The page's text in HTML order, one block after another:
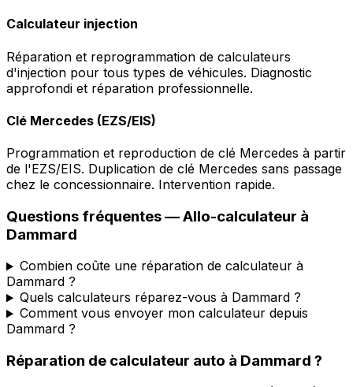
Calculateur injection
Réparation et reprogrammation de calculateurs
d'injection pour tous types de véhicules. Diagnostic
approfondi et réparation professionnelle.
Clé Mercedes (EZS/EIS)
Programmation et reproduction de clé Mercedes à partir
de l'EZS/EIS. Duplication de clé Mercedes sans passage
chez le concessionnaire. Intervention rapide.
Questions fréquentes —Allo-calculateur à
Dammard
Combien coûte une réparation de calculateur à
Dammard ?
Quels calculateurs réparez-vous à Dammard ?
Comment vous envoyer mon calculateur depuis
Dammard ?
Réparation de calculateur auto à Dammard ?